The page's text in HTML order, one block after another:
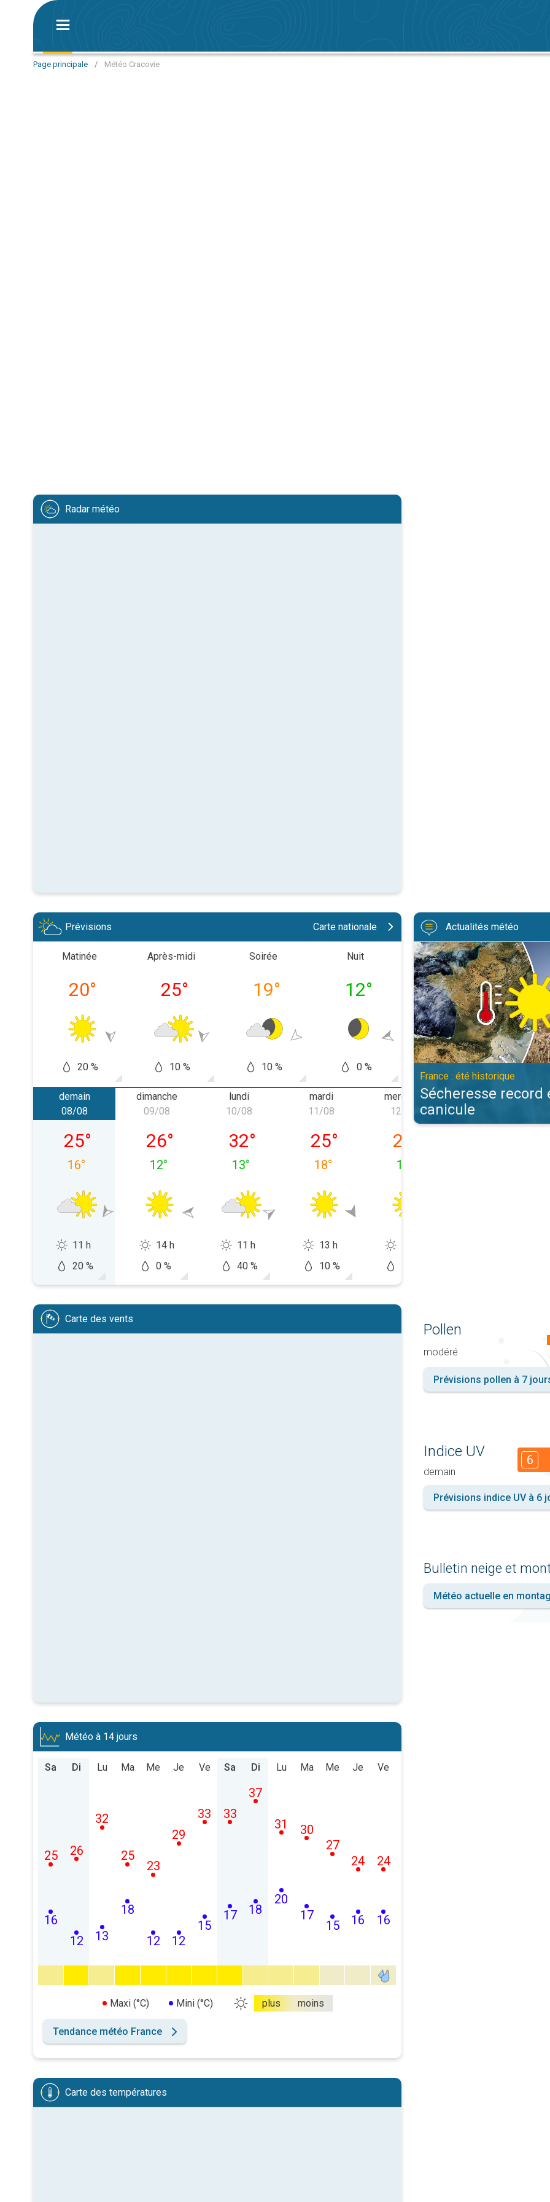
Page principale / Météo Cracovie
Radar météo
Prévisions Carte nationale
Matinée
20°
20 %
Après-midi
25°
10 %
Soirée
19°
10 %
Nuit
12°
0 %
Matinée
19°
0 %
Après-
26
0
demain
samedi 08/08
08/08
25°
16°
11 h
20 %
dimanche
dimanche 09/08
09/08
26°
12°
14 h
0 %
lundi
lundi 10/08
10/08
32°
13°
11 h
40 %
mardi
mardi 11/08
11/08
25°
18°
13 h
10 %
mercredi
mercredi 12/08
12/08
23
12
jeudi
13/08
Actualités météo
Sécheresse record et nouvelle
France : été historique
Sécheresse record
canicule
Carte des vents
Météo à 14 jours
Sa
16
25
Di
12
26
Lu
13
32
Ma
18
25
Me
12
23
Je
12
29
Ve
15
33
Sa
17
33
Di
18
37
Lu
20
31
Ma
17
30
Me
15
27
Je
16
24
Ve
16
24
Maxi (°C) Mini (°C) plus moins
Tendance météo France
Carte des températures
Pollen
modéré
Prévisions pollen à 7
Indice UV
demain
6
Prévisions indice UV à 6
Bulletin neige et
Météo actuelle en